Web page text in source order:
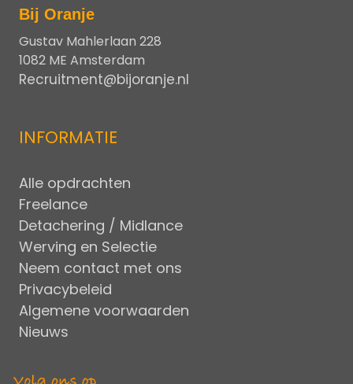
Bij Oranje
Gustav Mahlerlaan 228
1082 ME Amsterdam
Recruitment@bijoranje.nl
INFORMATIE
Alle opdrachten
Freelance
Detachering / Midlance
Werving en Selectie
Neem contact met ons
Privacybeleid
Algemene voorwaarden
Nieuws